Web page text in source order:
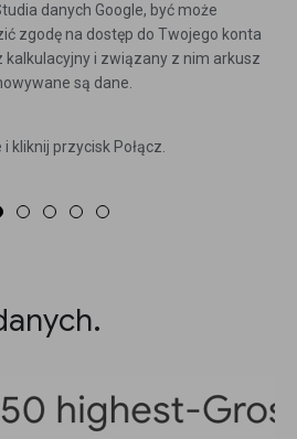
danych Google, być może
zgodę na dostęp do Twojego konta
kalkulacyjny i związany z nim arkusz
są dane.
kliknij przycisk Połącz.